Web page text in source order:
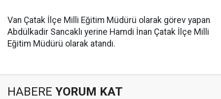
Van Çatak İlçe Milli Eğitim Müdürü olarak görev yapan
Abdülkadir Sancaklı yerine Hamdi İnan Çatak İlçe Milli
Eğitim Müdürü olarak atandı.
HABERE YORUM KAT